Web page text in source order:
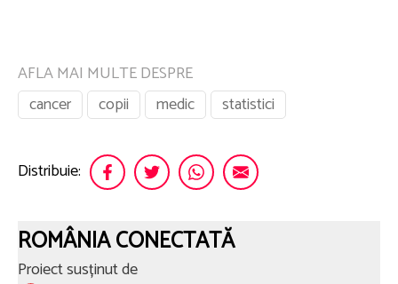
AFLA MAI MULTE DESPRE
cancer
copii medic statistici
Distribuie:
ROMÂNIA CONECTATĂ
Proiect susținut de